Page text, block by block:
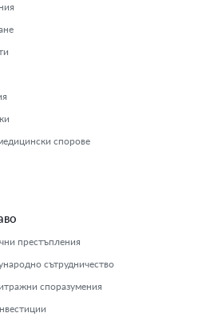
спорове
престъпления
сътрудничество
споразумения